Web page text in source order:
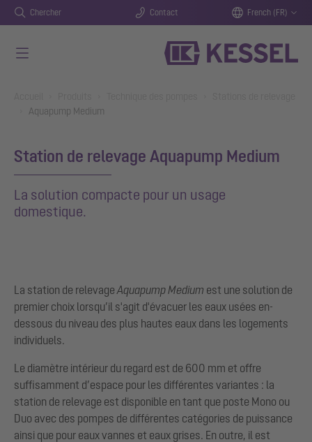
Chercher Contact French (FR)
Aquapump Medium
Station de relevage Aquapump Medium
La solution compacte pour un usage
domestique.
La station de relevage Aquapump Medium est une solution de
premier choix lorsqu’il s'agit d'évacuer les eaux usées en-
dessous du niveau des plus hautes eaux dans les logements
individuels.
Le diamètre intérieur du regard est de 600 mm et offre
suffisamment d’espace pour les différentes variantes : la
station de relevage est disponible en tant que poste Mono ou
Duo avec des pompes de différentes catégories de puissance
ainsi que pour eaux vannes et eaux grises. En outre, il est